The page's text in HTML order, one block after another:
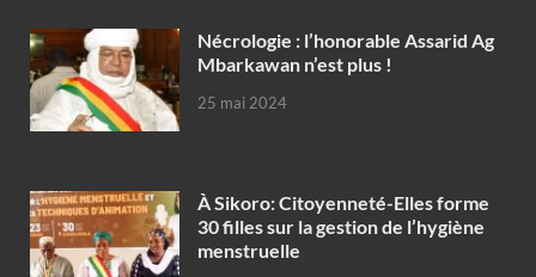
Nécrologie : l’honorable Assarid Ag
Mbarkawan n’est plus !
25 mai 2024
À Sikoro: Citoyenneté-Elles forme
30 filles sur la gestion de l’hygiène
menstruelle